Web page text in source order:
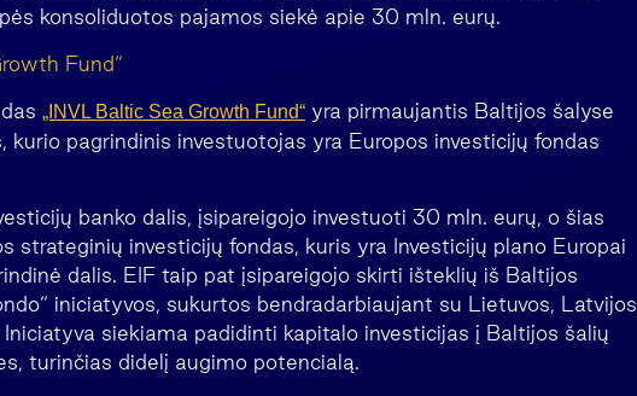
konsoliduotos pajamos siekė apie 30 mln. eurų.
Fund“
„INVL Baltic Sea Growth Fund“ yra pirmaujantis Baltijos šalyse
kurio pagrindinis investuotojas yra Europos investicijų fondas
banko dalis, įsipareigojo investuoti 30 mln. eurų, o šias
strateginių investicijų fondas, kuris yra Investicijų plano Europai
dalis. EIF taip pat įsipareigojo skirti išteklių iš Baltijos
iniciatyvos, sukurtos bendradarbiaujant su Lietuvos, Latvijos
siekiama padidinti kapitalo investicijas į Baltijos šalių
turinčias didelį augimo potencialą.